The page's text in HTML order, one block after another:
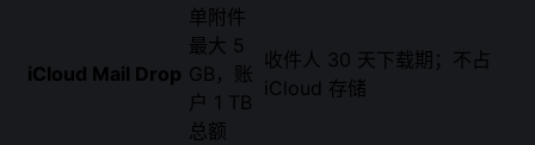
iCloud Mail Drop
单附件
最大 5
GB，账
户 1 TB
总额
收件人 30 天下载期；不占
iCloud 存储